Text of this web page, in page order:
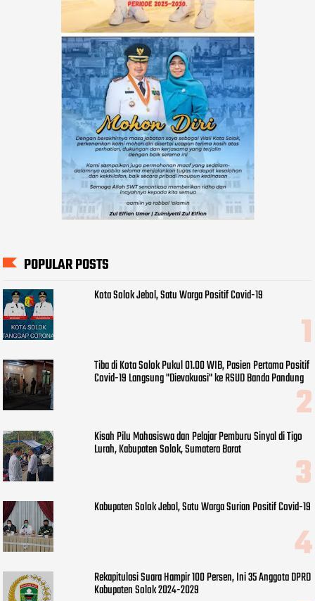
POPULAR POSTS
Kota Solok Jebol, Satu Warga Positif Covid-19
Tiba di Kota Solok Pukul 01.00 WIB, Pasien Pertama Positif
Covid-19 Langsung "Dievakuasi" ke RSUD Banda Pandung
Kisah Pilu Mahasiswa dan Pelajar Pemburu Sinyal di Tigo
Lurah, Kabupaten Solok, Sumatera Barat
Kabupaten Solok Jebol, Satu Warga Surian Positif Covid-19
Rekapitulasi Suara Hampir 100 Persen, Ini 35 Anggota DPRD
Kabupaten Solok 2024-2029